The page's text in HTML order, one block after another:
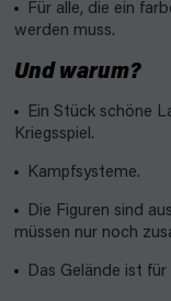
Für alle, die ein
werden muss.
Und warum?
Ein Stück schöne
Kriegsspiel.
Kampfsysteme.
Die Figuren sind
müssen nur noch
Das Gelände ist